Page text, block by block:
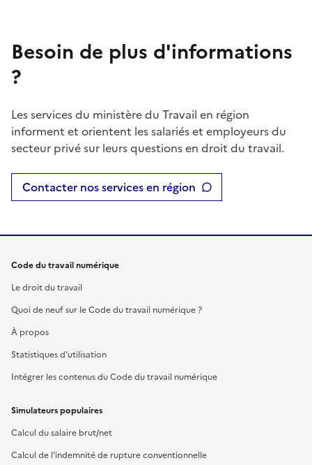
Besoin de plus d'informations
?
Les services du ministère du Travail en région
informent et orientent les salariés et employeurs du
secteur privé sur leurs questions en droit du travail.
Contacter nos services en région
Code du travail numérique
Le droit du travail
Quoi de neuf sur le Code du travail numérique ?
À propos
Statistiques d'utilisation
Intégrer les contenus du Code du travail numérique
Simulateurs populaires
Calcul du salaire brut/net
Calcul de l'indemnité de rupture conventionnelle